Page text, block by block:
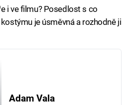
i ve filmu? Posedlost s co
je úsměvná a rozhodně ji
Adam Vala